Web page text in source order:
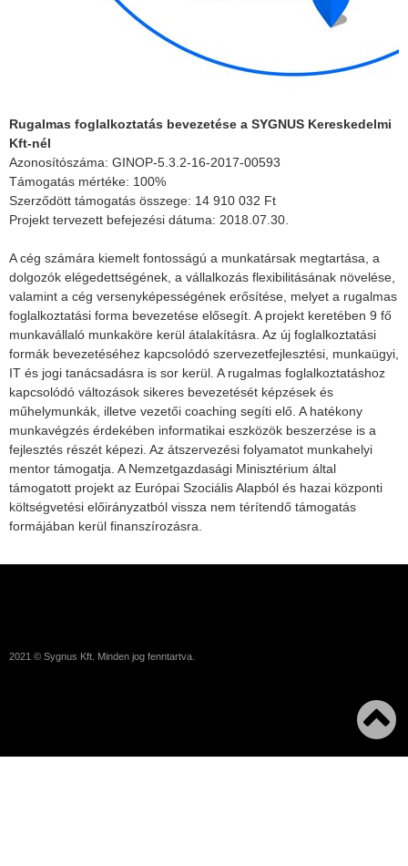
Rugalmas foglalkoztatás bevezetése a SYGNUS Kereskedelmi
Kft-nél
Azonosítószáma: GINOP-5.3.2-16-2017-00593
Támogatás mértéke: 100%
Szerződött támogatás összege: 14 910 032 Ft
Projekt tervezett befejezési dátuma: 2018.07.30.
A cég számára kiemelt fontosságú a munkatársak megtartása, a
dolgozók elégedettségének, a vállalkozás flexibilitásának növelése,
valamint a cég versenyképességének erősítése, melyet a rugalmas
foglalkoztatási forma bevezetése elősegít. A projekt keretében 9 fő
munkavállaló munkaköre kerül átalakításra. Az új foglalkoztatási
formák bevezetéséhez kapcsolódó szervezetfejlesztési, munkaügyi,
IT és jogi tanácsadásra is sor kerül. A rugalmas foglalkoztatáshoz
kapcsolódó változások sikeres bevezetését képzések és
műhelymunkák, illetve vezetői coaching segíti elő. A hatékony
munkavégzés érdekében informatikai eszközök beszerzése is a
fejlesztés részét képezi. Az átszervezési folyamatot munkahelyi
mentor támogatja. A Nemzetgazdasági Minisztérium által
támogatott projekt az Európai Szociális Alapból és hazai központi
költségvetési előirányzatból vissza nem térítendő támogatás
formájában kerül finanszírozásra.
2021 © Sygnus Kft. Minden jog fenntartva.